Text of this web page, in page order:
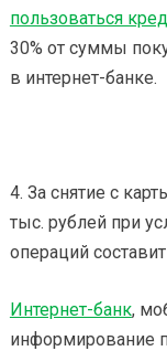
пользоваться
30% от суммы
в интернет-банке.
4. За снятие с
тыс. рублей при
операций
Интернет-банк,
информирование